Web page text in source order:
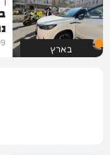
בארץ